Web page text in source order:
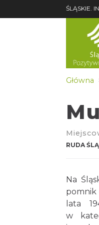
ŚLĄSKIE.
Główna
RUDA
Na
pomnik
lata
w